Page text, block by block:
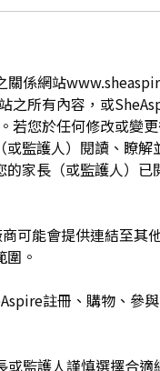
係網站
之所有內容，或
若您於任何修改或變
監護人）閱讀、瞭
家長（或監護人）
可能會提供連結至其
。
註冊、購物、參
監護人謹慎選擇合